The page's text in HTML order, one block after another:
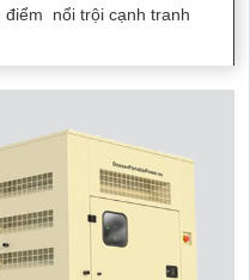
điểm nổi trội cạnh tranh